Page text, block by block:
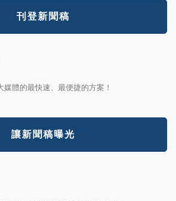
刊登新聞稿
體的最快速、最便捷的方案！
讓新聞稿曝光